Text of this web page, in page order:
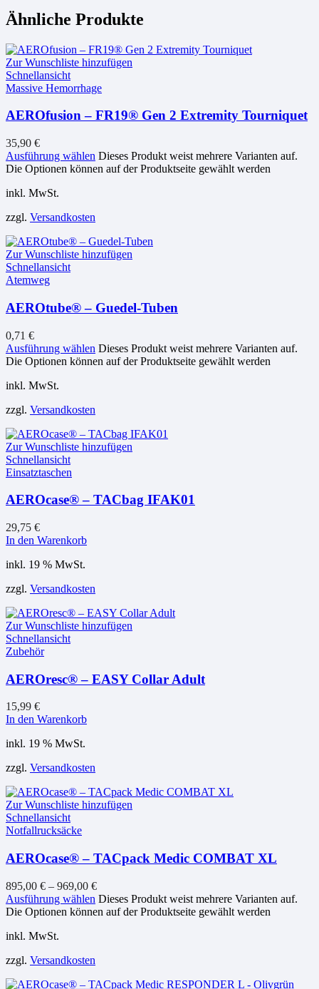
Ähnliche Produkte
Zur Wunschliste hinzufügen
Schnellansicht
Massive Hemorrhage
AEROfusion – FR19® Gen 2 Extremity Tourniquet
35,90 €
Ausführung wählen Dieses Produkt weist mehrere Varianten auf.
Die Optionen können auf der Produktseite gewählt werden
inkl. MwSt.
zzgl. Versandkosten
Zur Wunschliste hinzufügen
Schnellansicht
Atemweg
AEROtube® – Guedel-Tuben
0,71 €
Ausführung wählen Dieses Produkt weist mehrere Varianten auf.
Die Optionen können auf der Produktseite gewählt werden
inkl. MwSt.
zzgl. Versandkosten
Zur Wunschliste hinzufügen
Schnellansicht
Einsatztaschen
AEROcase® – TACbag IFAK01
29,75 €
In den Warenkorb
inkl. 19 % MwSt.
zzgl. Versandkosten
Zur Wunschliste hinzufügen
Schnellansicht
Zubehör
AEROresc® – EASY Collar Adult
15,99 €
In den Warenkorb
inkl. 19 % MwSt.
zzgl. Versandkosten
Zur Wunschliste hinzufügen
Schnellansicht
Notfallrucksäcke
AEROcase® – TACpack Medic COMBAT XL
895,00 € – 969,00 €
Ausführung wählen Dieses Produkt weist mehrere Varianten auf.
Die Optionen können auf der Produktseite gewählt werden
inkl. MwSt.
zzgl. Versandkosten